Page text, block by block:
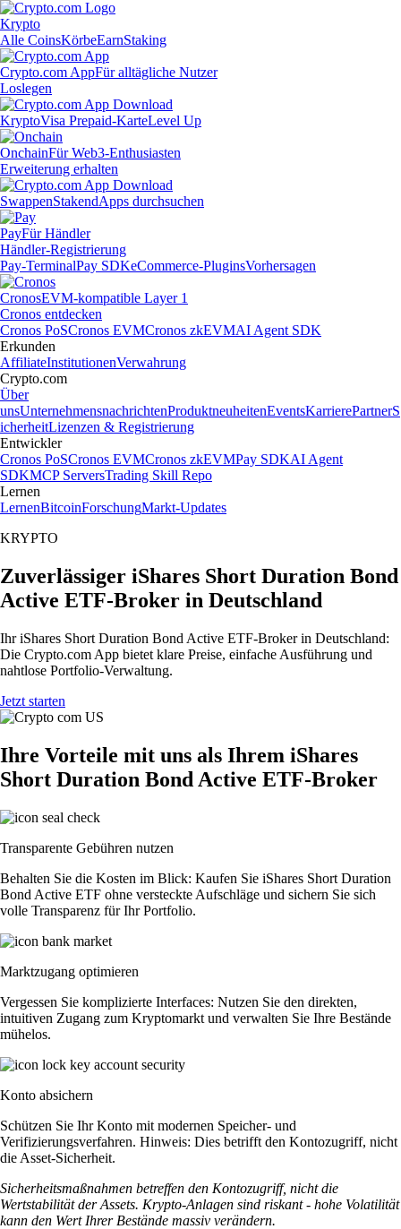
Krypto
Alle CoinsKörbeEarnStaking
Crypto.com AppFür alltägliche Nutzer
Loslegen
KryptoVisa Prepaid-KarteLevel Up
OnchainFür Web3-Enthusiasten
Erweiterung erhalten
SwappenStakendApps durchsuchen
PayFür Händler
Händler-Registrierung
Pay-TerminalPay SDKeCommerce-PluginsVorhersagen
CronosEVM-kompatible Layer 1
Cronos entdecken
Cronos PoSCronos EVMCronos zkEVMAI Agent SDK
Erkunden
AffiliateInstitutionenVerwahrung
Crypto.com
Über
unsUnternehmensnachrichtenProduktneuheitenEventsKarrierePartnerS
icherheitLizenzen & Registrierung
Entwickler
Cronos PoSCronos EVMCronos zkEVMPay SDKAI Agent
SDKMCP ServersTrading Skill Repo
Lernen
LernenBitcoinForschungMarkt-Updates
KRYPTO
Zuverlässiger iShares Short Duration Bond
Active ETF-Broker in Deutschland
Ihr iShares Short Duration Bond Active ETF-Broker in Deutschland:
Die Crypto.com App bietet klare Preise, einfache Ausführung und
nahtlose Portfolio-Verwaltung.
Jetzt starten
Ihre Vorteile mit uns als Ihrem iShares
Short Duration Bond Active ETF-Broker
Transparente Gebühren nutzen
Behalten Sie die Kosten im Blick: Kaufen Sie iShares Short Duration
Bond Active ETF ohne versteckte Aufschläge und sichern Sie sich
volle Transparenz für Ihr Portfolio.
Marktzugang optimieren
Vergessen Sie komplizierte Interfaces: Nutzen Sie den direkten,
intuitiven Zugang zum Kryptomarkt und verwalten Sie Ihre Bestände
mühelos.
Konto absichern
Schützen Sie Ihr Konto mit modernen Speicher- und
Verifizierungsverfahren. Hinweis: Dies betrifft den Kontozugriff, nicht
die Asset-Sicherheit.
Sicherheitsmaßnahmen betreffen den Kontozugriff, nicht die
Wertstabilität der Assets. Krypto-Anlagen sind riskant - hohe Volatilität
kann den Wert Ihrer Bestände massiv verändern.